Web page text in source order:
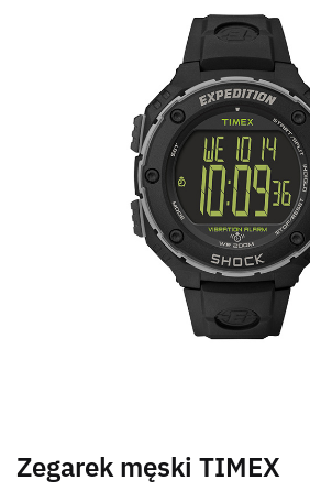
Zegarek męski TIMEX